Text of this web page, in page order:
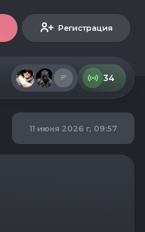
Регистрация
34
11 июня 2026 г, 09:57